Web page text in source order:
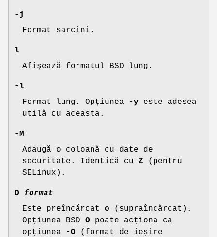
-j
Format sarcini.
l
Afișează formatul BSD lung.
-l
Format lung. Opțiunea
-y este adesea
utilă cu aceasta.
-M
Adaugă o coloană cu date de
securitate. Identică cu Z (pentru
SELinux).
O format
Este preîncărcat o (supraîncărcat).
Opțiunea BSD O poate acționa ca
opțiunea
-O (format de ieșire